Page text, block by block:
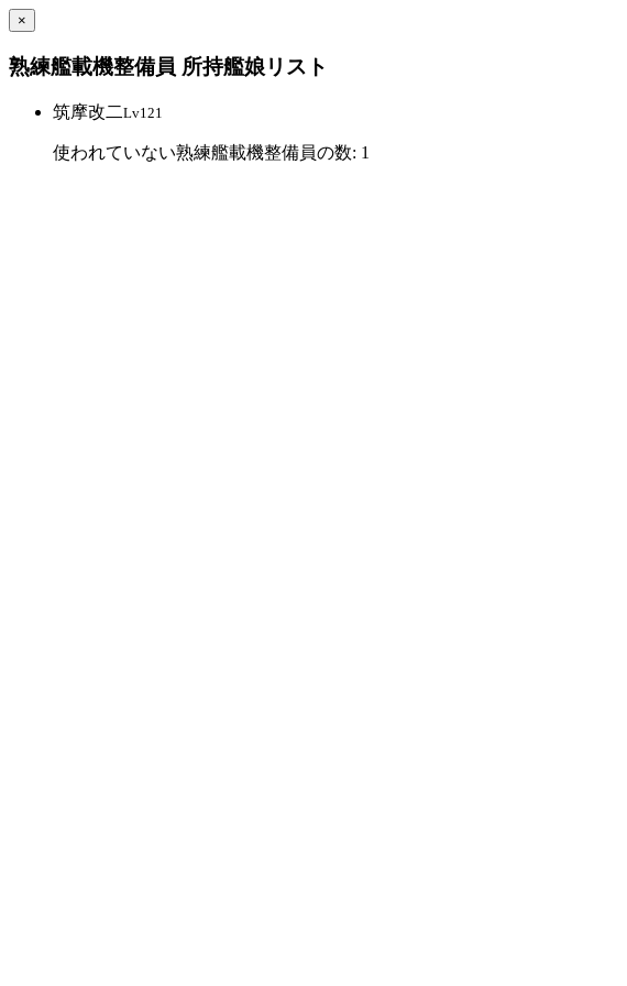
×
熟練艦載機整備員 所持艦娘リスト
筑摩改二Lv121
使われていない熟練艦載機整備員の数: 1